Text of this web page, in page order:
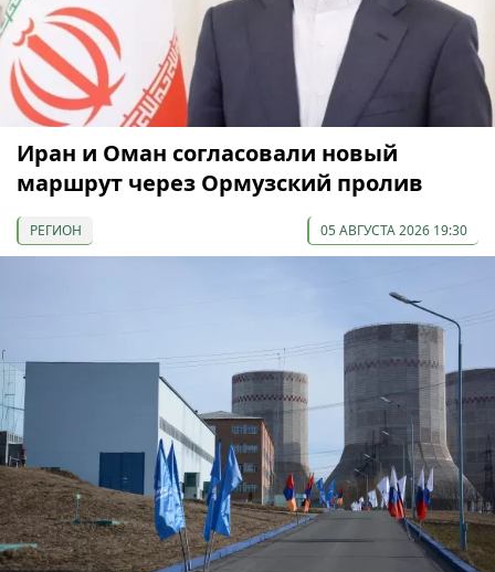
Иран и Оман согласовали новый
маршрут через Ормузский пролив
РЕГИОН 05 АВГУСТА 2026 19:30